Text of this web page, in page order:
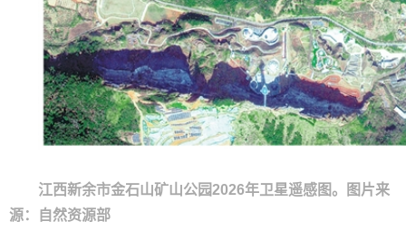
江西新余市金石山矿山公园2026年卫星遥感图。图片来
源：自然资源部